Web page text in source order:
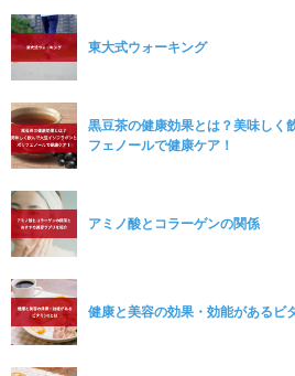
東大式ウォーキング
黒豆茶の健康効果とは？美味しく
フェノールで健康ケア！
アミノ酸とコラーゲンの関係
健康と美容の効果・効能があるビ